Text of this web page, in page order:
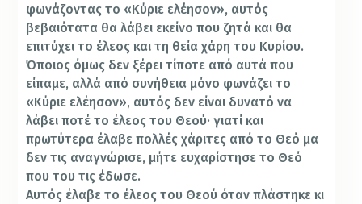
φωνάζοντας το «Κύριε ελέησον», αυτός
βεβαιότατα θα λάβει εκείνο που ζητά και θα
επιτύχει το έλεος και τη θεία χάρη του Κυρίου.
Όποιος όμως δεν ξέρει τίποτε από αυτά που
είπαμε, αλλά από συνήθεια μόνο φωνάζει το
«Κύριε ελέησον», αυτός δεν είναι δυνατό να
λάβει ποτέ το έλεος του Θεού· γιατί και
πρωτύτερα έλαβε πολλές χάριτες από το Θεό μα
δεν τις αναγνώρισε, μήτε ευχαρίστησε το Θεό
που του τις έδωσε.
Αυτός έλαβε το έλεος του Θεού όταν πλάστηκε κι